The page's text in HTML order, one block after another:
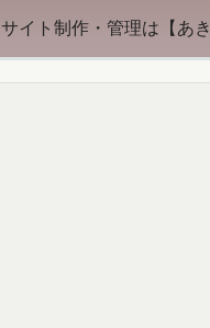
サイト制作・管理は【あ